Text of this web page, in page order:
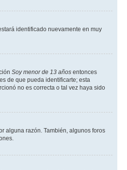
identificado nuevamente en muy
Soy menor de 13 años entonces
de que pueda identificarte; esta
no es correcta o tal vez haya sido
alguna razón. También, algunos foros